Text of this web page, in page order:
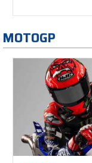
MOTOGP